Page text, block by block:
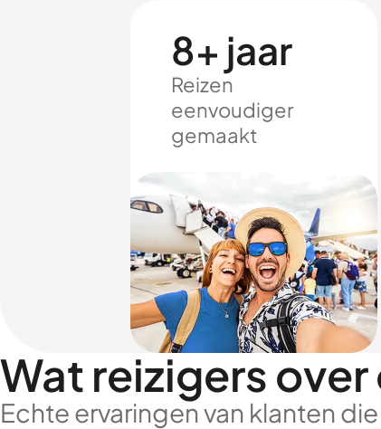
8+ jaar
Reizen
eenvoudiger
gemaakt
Wat reizigers
Echte ervaringen van klanten